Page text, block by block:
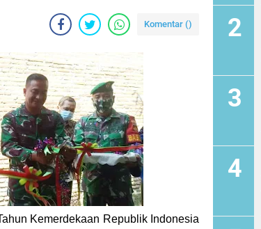
Komentar ()
Kemerdekaan Republik Indonesia